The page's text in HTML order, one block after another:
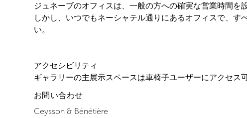
ジュネーブのオフィスは、一般の方への確実な営業時間を
しかし、いつでもネーシャテル通りにあるオフィスで、
い。
アクセシビリティ
ギャラリーの主展示スペースは車椅子ユーザーにアクセス
お問い合わせ
Ceysson & Bénétière